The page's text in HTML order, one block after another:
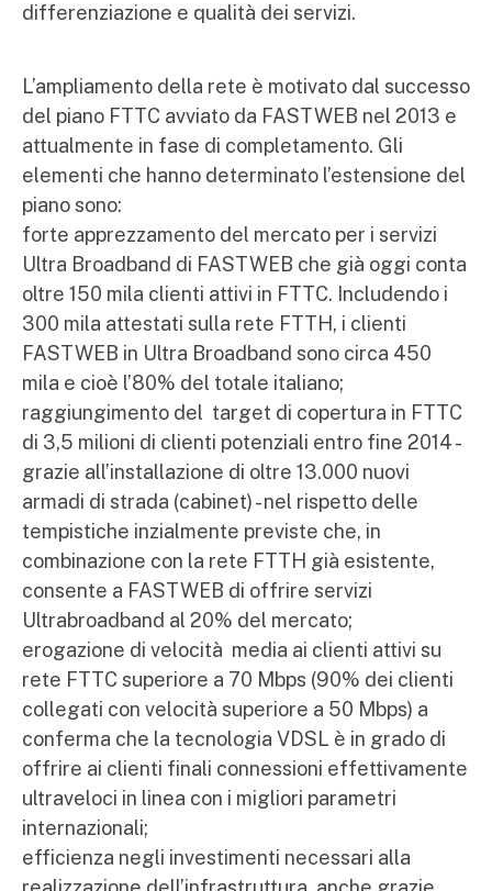
differenziazione e qualità dei servizi.
L’ampliamento della rete è motivato dal successo
del piano FTTC avviato da FASTWEB nel 2013 e
attualmente in fase di completamento. Gli
elementi che hanno determinato l’estensione del
piano sono:
forte apprezzamento del mercato per i servizi
Ultra Broadband di FASTWEB che già oggi conta
oltre 150 mila clienti attivi in FTTC. Includendo i
300 mila attestati sulla rete FTTH, i clienti
FASTWEB in Ultra Broadband sono circa 450
mila e cioè l’80% del totale italiano;
raggiungimento del target di copertura in FTTC
di 3,5 milioni di clienti potenziali entro fine 2014 -
grazie all’installazione di oltre 13.000 nuovi
armadi di strada (cabinet) - nel rispetto delle
tempistiche inzialmente previste che, in
combinazione con la rete FTTH già esistente,
consente a FASTWEB di offrire servizi
Ultrabroadband al 20% del mercato;
erogazione di velocità media ai clienti attivi su
rete FTTC superiore a 70 Mbps (90% dei clienti
collegati con velocità superiore a 50 Mbps) a
conferma che la tecnologia VDSL è in grado di
offrire ai clienti finali connessioni effettivamente
ultraveloci in linea con i migliori parametri
internazionali;
efficienza negli investimenti necessari alla